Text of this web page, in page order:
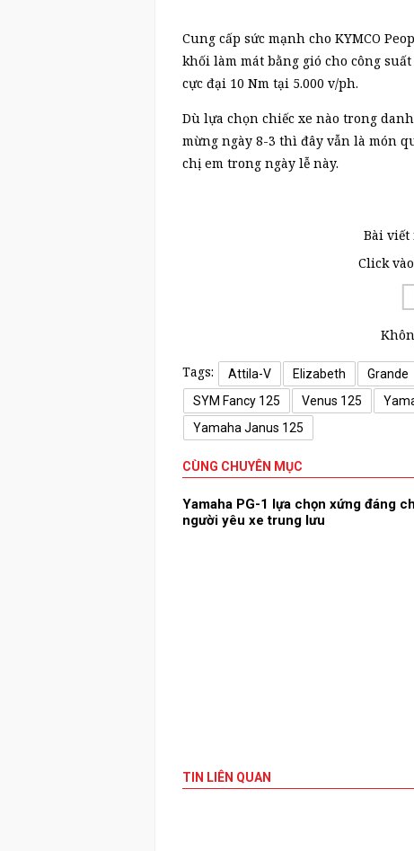
Cung cấp sức mạnh cho KYMCO
khối làm mát bằng gió cho công
cực đại 10 Nm tại 5.000 v/ph.
Dù lựa chọn chiếc xe nào trong
mừng ngày 8-3 thì đây vẫn là món
chị em trong ngày lễ này.
Bài viết
Click
Tags: Attila-V Elizabeth Grande
SYM Fancy 125
Venus 125
Yamaha Janus 125
CÙNG CHUYÊN MỤC
Yamaha PG-1 lựa chọn xứng đáng
người yêu xe trung lưu
TIN LIÊN QUAN